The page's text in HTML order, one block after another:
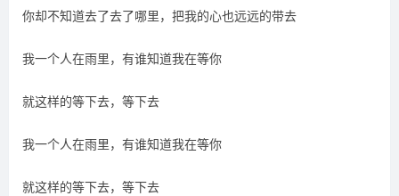
你却不知道去了去了哪里，把我的心也远远的带去
我一个人在雨里，有谁知道我在等你
就这样的等下去，等下去
我一个人在雨里，有谁知道我在等你
就这样的等下去，等下去